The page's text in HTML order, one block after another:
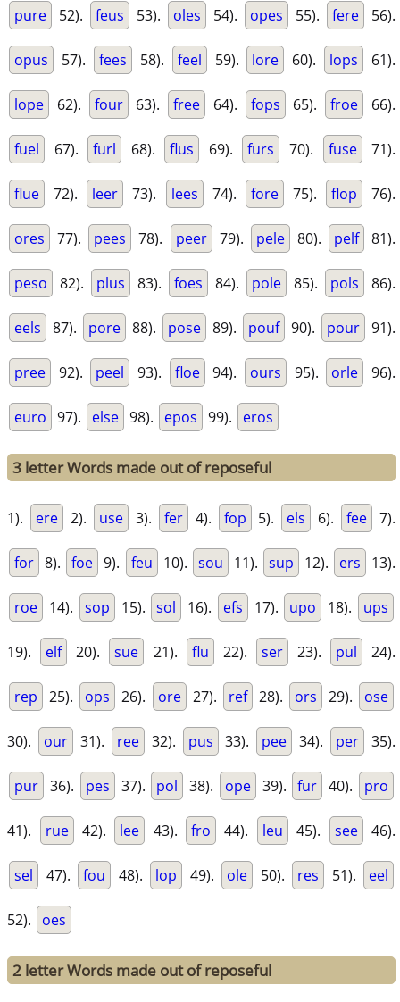
pure 52). feus 53). oles 54). opes 55). fere 56).
opus 57). fees 58). feel 59). lore 60). lops 61).
lope 62). four 63). free 64). fops 65). froe 66).
fuel 67). furl 68). flus 69). furs 70). fuse 71).
flue 72). leer 73). lees 74). fore 75). flop 76).
ores 77). pees 78). peer 79). pele 80). pelf 81).
peso 82). plus 83). foes 84). pole 85). pols 86).
eels 87). pore 88). pose 89). pouf 90). pour 91).
pree 92). peel 93). floe 94). ours 95). orle 96).
euro 97). else 98). epos 99). eros
3 letter Words made out of reposeful
1). ere 2). use 3). fer 4). fop 5). els 6). fee 7).
for 8). foe 9). feu 10). sou 11). sup 12). ers 13).
roe 14). sop 15). sol 16). efs 17). upo 18). ups
19). elf 20). sue 21). flu 22). ser 23). pul 24).
rep 25). ops 26). ore 27). ref 28). ors 29). ose
30). our 31). ree 32). pus 33). pee 34). per 35).
pur 36). pes 37). pol 38). ope 39). fur 40). pro
41). rue 42). lee 43). fro 44). leu 45). see 46).
sel 47). fou 48). lop 49). ole 50). res 51). eel
52). oes
2 letter Words made out of reposeful